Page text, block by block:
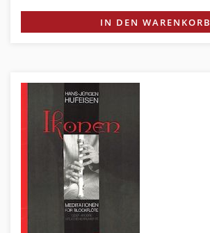
IN DEN WARENKORB